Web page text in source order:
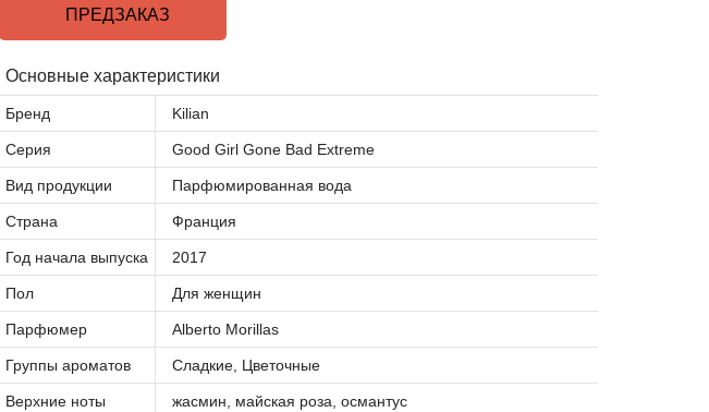
ПРЕДЗАКАЗ
Основные характеристики
Бренд Kilian
Серия Good Girl Gone Bad Extreme
Вид продукции Парфюмированная вода
Страна Франция
Год начала выпуска 2017
Пол Для женщин
Парфюмер Alberto Morillas
Группы ароматов Сладкие, Цветочные
Верхние ноты жасмин, майская роза, османтус